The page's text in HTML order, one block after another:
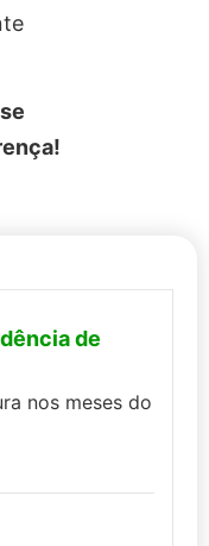
de
nos meses do